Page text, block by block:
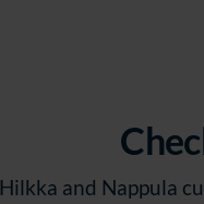
Hilkka and Nappula